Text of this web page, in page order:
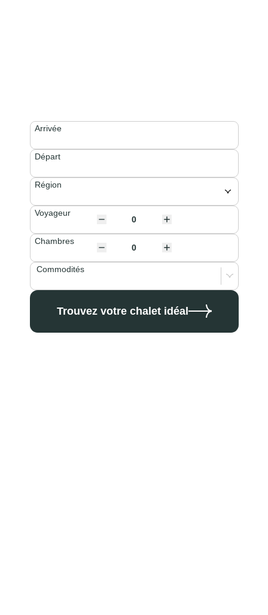
Arrivée
Départ
Région
Voyageur
Chambres
Commodités
Trouvez votre chalet idéal